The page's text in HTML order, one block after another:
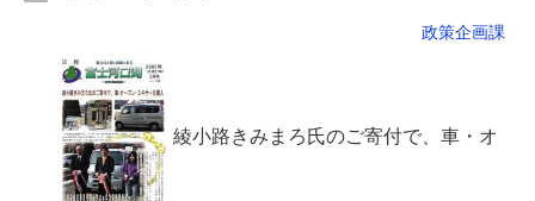
政策企画課
綾小路きみまろ氏のご寄付で、車・オ